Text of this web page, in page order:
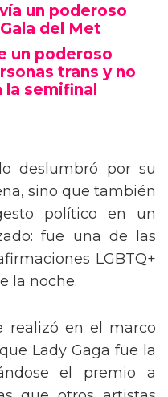
un poderoso
del Met
un poderoso
trans y no
semifinal
deslumbró por su
sino que también
político en un
fue una de las
LGBTQ+
la noche.
realizó en el marco
Lady Gaga fue la
el premio a